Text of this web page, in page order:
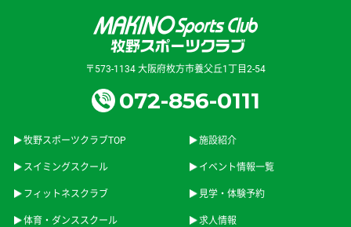
〒573-1134 大阪府枚方市養父丘1丁目2-54
072-856-0111
牧野スポーツクラブTOP
スイミングスクール
フィットネスクラブ
体育・ダンススクール
施設紹介
イベント情報一覧
見学・体験予約
求人情報